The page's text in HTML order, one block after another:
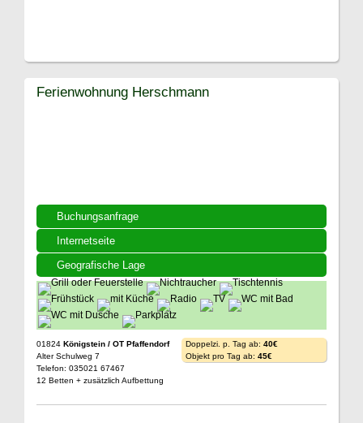
Buchungsanfrage
Internetseite
Geografische Lage
Ferienwohnung Herschmann
01824 Königstein / OT Pfaffendorf
Alter Schulweg 7
Telefon: 035021 67467
12 Betten + zusätzlich Aufbettung
Doppelzi. p. Tag ab: 40€
Objekt pro Tag ab: 45€